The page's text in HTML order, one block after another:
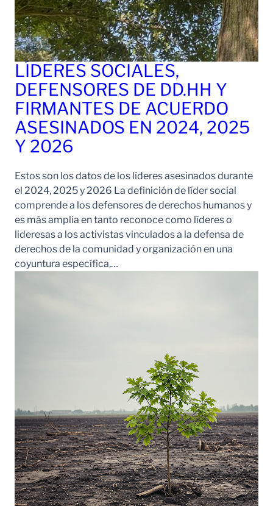
LÍDERES SOCIALES,
DEFENSORES DE DD.HH Y
FIRMANTES DE ACUERDO
ASESINADOS EN 2024, 2025
Y 2026
Estos son los datos de los líderes asesinados durante
el 2024, 2025 y 2026 La definición de líder social
comprende a los defensores de derechos humanos y
es más amplia en tanto reconoce como líderes o
lideresas a los activistas vinculados a la defensa de
derechos de la comunidad y organización en una
coyuntura específica,…